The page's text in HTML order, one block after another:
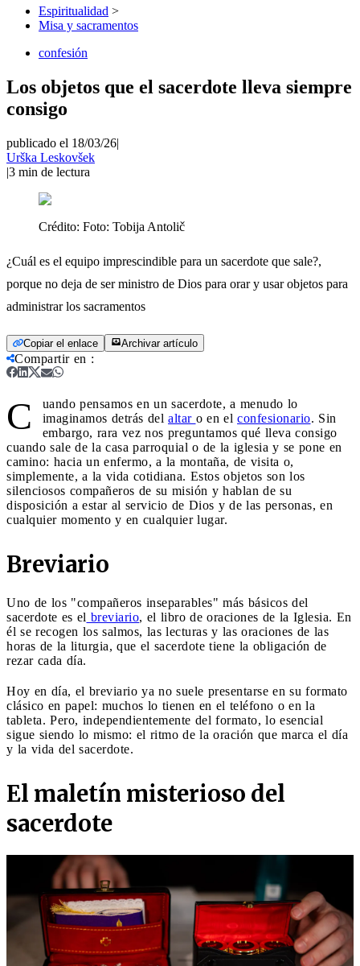
Espiritualidad >
Misa y sacramentos
confesión
Los objetos que el sacerdote lleva siempre
consigo
publicado el 18/03/26|
Urška Leskovšek
|3 min de lectura
Crédito: Foto: Tobija Antolič
¿Cuál es el equipo imprescindible para un sacerdote que sale?,
porque no deja de ser ministro de Dios para orar y usar objetos para
administrar los sacramentos
Copiar el enlace Archivar artículo
Compartir en :
C
uando pensamos en un sacerdote, a menudo lo
imaginamos detrás del altar o en el confesionario. Sin
embargo, rara vez nos preguntamos qué lleva consigo
cuando sale de la casa parroquial o de la iglesia y se pone en
camino: hacia un enfermo, a la montaña, de visita o,
simplemente, a la vida cotidiana. Estos objetos son los
silenciosos compañeros de su misión y hablan de su
disposición a estar al servicio de Dios y de las personas, en
cualquier momento y en cualquier lugar.
Breviario
Uno de los "compañeros inseparables" más básicos del
sacerdote es el breviario, el libro de oraciones de la Iglesia. En
él se recogen los salmos, las lecturas y las oraciones de las
horas de la liturgia, que el sacerdote tiene la obligación de
rezar cada día.
Hoy en día, el breviario ya no suele presentarse en su formato
clásico en papel: muchos lo tienen en el teléfono o en la
tableta. Pero, independientemente del formato, lo esencial
sigue siendo lo mismo: el ritmo de la oración que marca el día
y la vida del sacerdote.
El maletín misterioso del
sacerdote